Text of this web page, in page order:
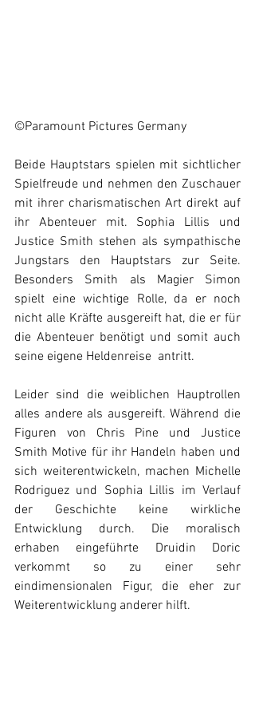
©Paramount Pictures Germany
Beide Hauptstars spielen mit sichtlicher
Spielfreude und nehmen den Zuschauer
mit ihrer charismatischen Art direkt auf
ihr Abenteuer mit. Sophia Lillis und
Justice Smith stehen als sympathische
Jungstars den Hauptstars zur Seite.
Besonders Smith als Magier Simon
spielt eine wichtige Rolle, da er noch
nicht alle Kräfte ausgereift hat, die er für
die Abenteuer benötigt und somit auch
seine eigene Heldenreise  antritt.
Leider sind die weiblichen Hauptrollen
alles andere als ausgereift. Während die
Figuren von Chris Pine und Justice
Smith Motive für ihr Handeln haben und
sich weiterentwickeln, machen Michelle
Rodriguez und Sophia Lillis im Verlauf
der Geschichte keine wirkliche
Entwicklung durch. Die moralisch
erhaben eingeführte Druidin Doric
verkommt so zu einer sehr
eindimensionalen Figur, die eher zur
Weiterentwicklung anderer hilft.